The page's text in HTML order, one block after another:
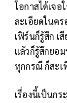
โอกาสได้เจอ
ละเอียดในคร
เฟิร์นก็รู้สึก เ
แล้วก็รู้สึกยอ
ทุกกรณี ก็สะเ
เรื่องนี้เป็นกร